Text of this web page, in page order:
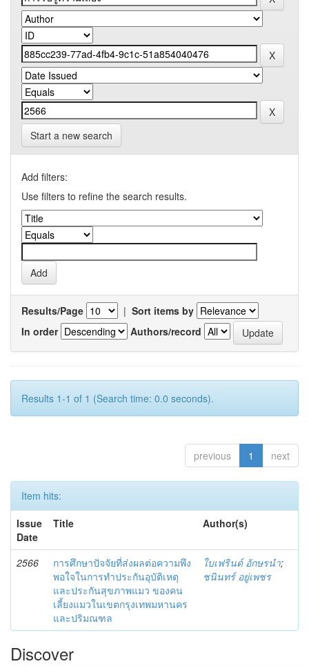
Start a new search
Add filters:
Use filters to refine the search results.
Results/Page | Sort items by
In order
Authors/record
Results 1-1 of 1 (Search time: 0.0 seconds).
previous 1 next
Item hits:
Issue
Date
Title Author(s)
2566
การศึกษาปัจจัยที่ส่งผลต่อความพึง
พอใจในการทำประกันอุบัติเหตุ
และประกันสุขภาพแมว ของคน
เลี้ยงแมวในเขตกรุงเทพมหานคร
และปริมณฑล
ใบเฟรินด์ อักษรนำ;
ชนินทร์ อยู่เพชร
Discover